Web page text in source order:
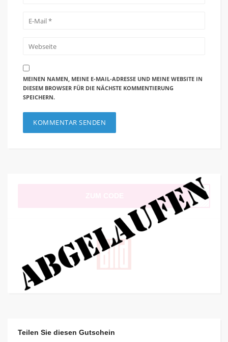
MEINEN NAMEN, MEINE E-MAIL-ADRESSE UND MEINE WEBSITE IN
DIESEM BROWSER FÜR DIE NÄCHSTE KOMMENTIERUNG
SPEICHERN.
Teilen Sie diesen Gutschein